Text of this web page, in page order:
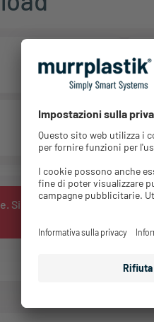
Si prega di ricaricare la